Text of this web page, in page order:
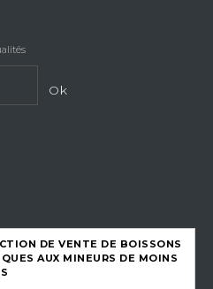
Ok
DE VENTE DE BOISSONS
AUX MINEURS DE MOINS